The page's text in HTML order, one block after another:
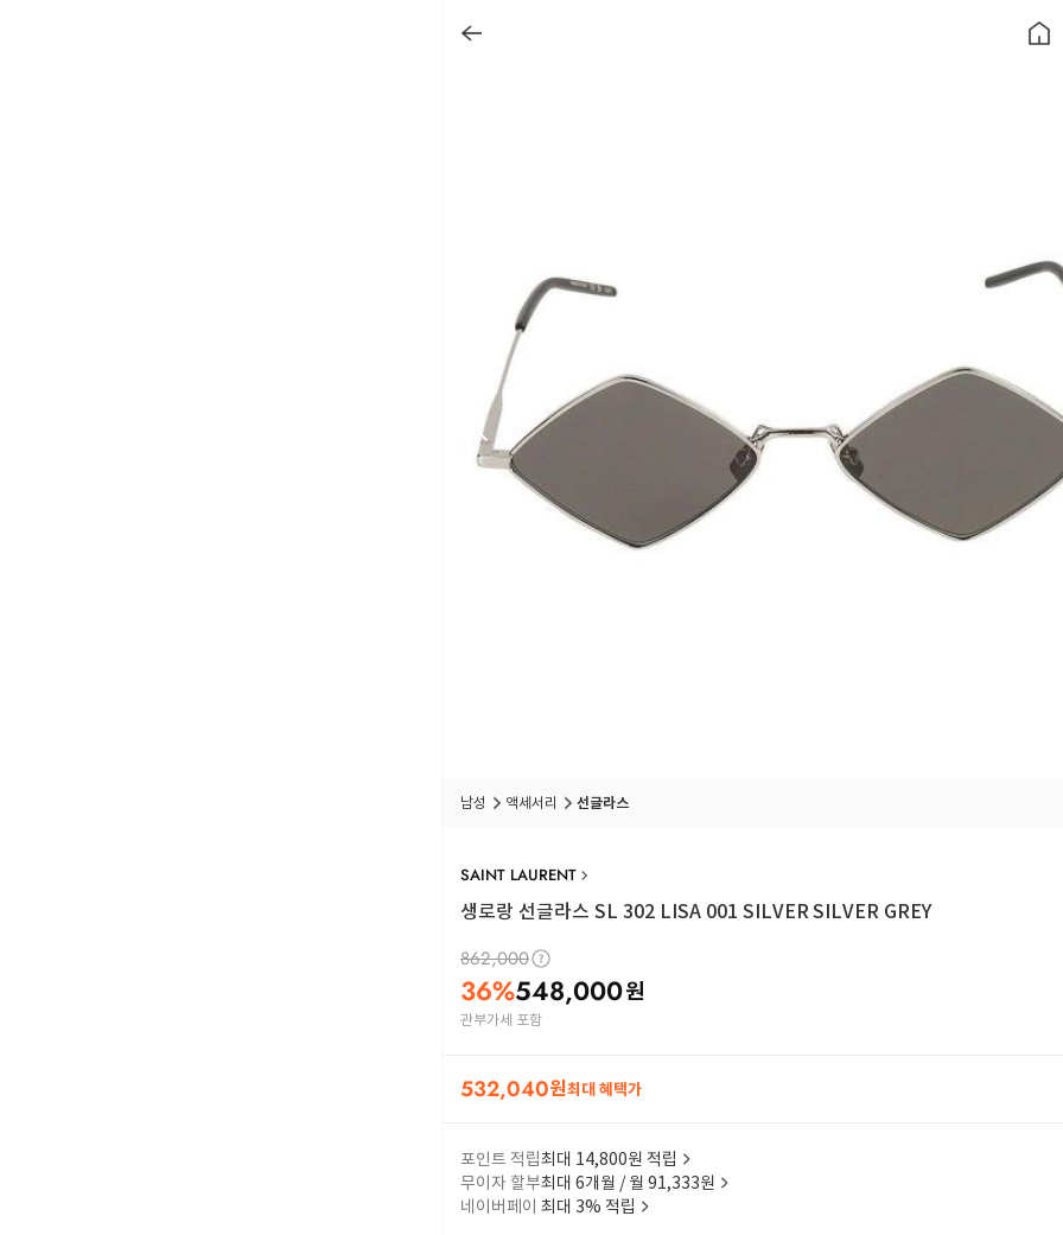
남성 액세서리 선글라스
SAINT LAURENT
생로랑 선글라스 SL 302 LISA 001 SILVER SILVER GREY
862,000
36%548,000원
관부가세 포함
532,040원최대 혜택가
포인트 적립최대 14,800원 적립
무이자 할부최대 6개월 / 월 91,333원
네이버페이 최대 3% 적립